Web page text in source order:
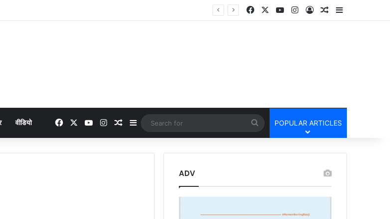
FacebookYouTubeInstagram
Log InRandom Article
Sidebar
वीडियो FacebookYouTubeInstagramRandom Article
Sidebar
Search
for
POPULAR ARTICLES
ADV